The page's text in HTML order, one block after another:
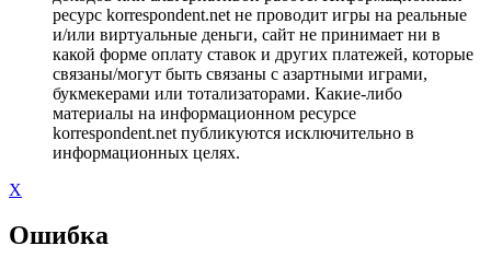
ресурс korrespondent.net не проводит игры на реальные
и/или виртуальные деньги, сайт не принимает ни в
какой форме оплату ставок и других платежей, которые
связаны/могут быть связаны с азартными играми,
букмекерами или тотализаторами. Какие-либо
материалы на информационном ресурсе
korrespondent.net публикуются исключительно в
информационных целях.
X
Ошибка